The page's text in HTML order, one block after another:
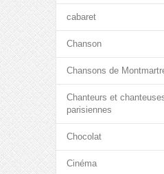
cabaret
Chanson
Chansons de
Chanteurs et
parisiennes
Chocolat
Cinéma